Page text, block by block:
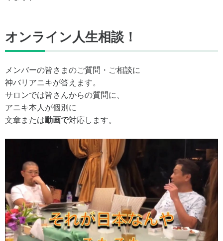
オンライン人生相談！
メンバーの皆さまのご質問・ご相談に
神バリアニキが答えます。
サロンでは皆さんからの質問に、
アニキ本人が個別に
文章または動画で対応します。